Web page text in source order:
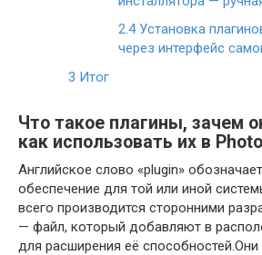
2.4Установка
через интерфейс
3 Итог
Что такое плагины, зачем
как использовать их в
Английское слово «plugin»
обеспечение для той или иной
всего производится сторонними
— файл, который добавляют в
для расширения её способностей.Они